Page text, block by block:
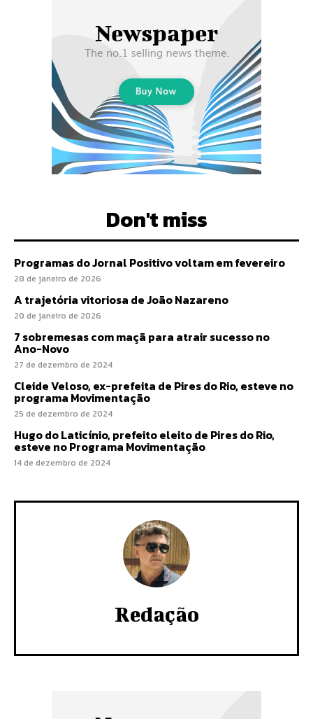
Don't miss
Programas do Jornal Positivo voltam em fevereiro
28 de janeiro de 2026
A trajetória vitoriosa de João Nazareno
20 de janeiro de 2026
7 sobremesas com maçã para atrair sucesso no
Ano-Novo
27 de dezembro de 2024
Cleide Veloso, ex-prefeita de Pires do Rio, esteve no
programa Movimentação
25 de dezembro de 2024
Hugo do Laticínio, prefeito eleito de Pires do Rio,
esteve no Programa Movimentação
14 de dezembro de 2024
Redação